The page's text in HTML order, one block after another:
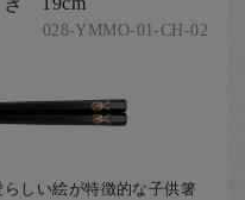
028-YMMO-01-CH-02
しい絵が特徴的な子供箸